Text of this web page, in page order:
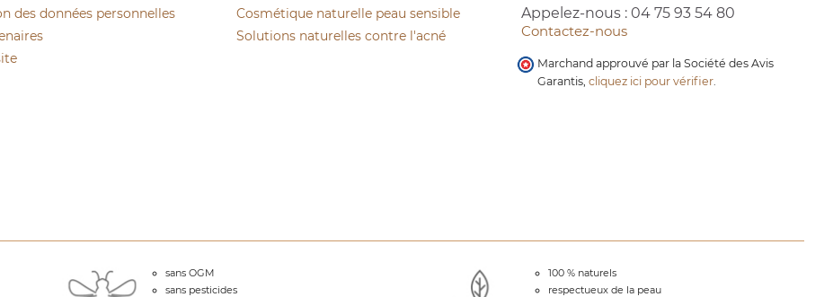
des données personnelles
Cosmétique naturelle peau sensible
Solutions naturelles contre l'acné
Appelez-nous : 04 75 93 54 80
Contactez-nous
Marchand approuvé par la Société des Avis
Garantis, cliquez ici pour vérifier.
sans OGM
sans pesticides
100 % naturels
respectueux de la peau